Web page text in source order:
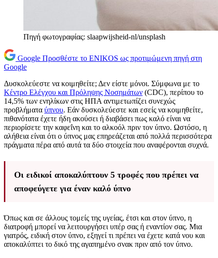
Πηγή φωτογραφίας: slaapwijsheid-nl/unsplash
Google Προσθέστε το ENIKOS ως προτιμώμενη πηγή στη
Google
Δυσκολεύεστε να κοιμηθείτε; Δεν είστε μόνοι. Σύμφωνα με το
Κέντρο Ελέγχου και Πρόληψης Νοσημάτων (CDC), περίπου το
14,5% των ενηλίκων στις ΗΠΑ αντιμετωπίζει συνεχώς
προβλήματα ύπνου. Εάν δυσκολεύεστε και εσείς να κοιμηθείτε,
πιθανότατα έχετε ήδη ακούσει ή διαβάσει πως καλό είναι να
περιορίσετε την καφεΐνη και το αλκοόλ πριν τον ύπνο. Ωστόσο, η
αλήθεια είναι ότι ο ύπνος μας επηρεάζεται από πολλά περισσότερα
πράγματα πέρα από αυτά τα δύο στοιχεία που αναφέρονται συχνά.
Οι ειδικοί αποκαλύπτουν 5 τροφές που πρέπει να
αποφεύγετε για έναν καλό ύπνο
Όπως και σε άλλους τομείς της υγείας, έτσι και στον ύπνο, η
διατροφή μπορεί να λειτουργήσει υπέρ σας ή εναντίον σας. Μια
γιατρός, ειδική στον ύπνο, εξηγεί τι πρέπει να έχετε κατά νου και
αποκαλύπτει το δικό της αγαπημένο σνακ πριν από τον ύπνο.